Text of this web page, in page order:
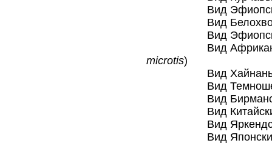
Вид Эфиопский
Вид
Вид Эфиопский
Вид
microtis)
Вид
Вид
Вид
Вид Китайский
Вид
Вид Японский